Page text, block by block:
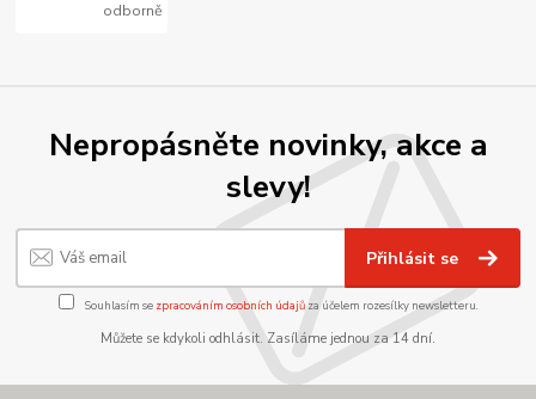
odborně
Nepropásněte novinky, akce a
slevy!
Přihlásit se
Souhlasím se zpracováním osobních údajůza účelem rozesílky newsletteru.
Můžete se kdykoli odhlásit. Zasíláme jednou za 14 dní.